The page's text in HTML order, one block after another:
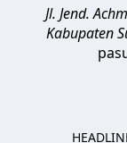
Jl. Jend.
Kabupaten